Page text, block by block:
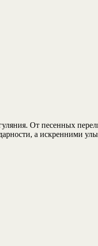
От песенных
а искренними